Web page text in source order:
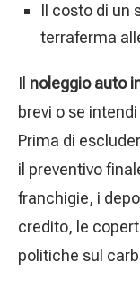
Il costo di un
terraferma
Il noleggio auto
brevi o se
Prima di
il preventivo
franchigie, i
credito, le
politiche sul